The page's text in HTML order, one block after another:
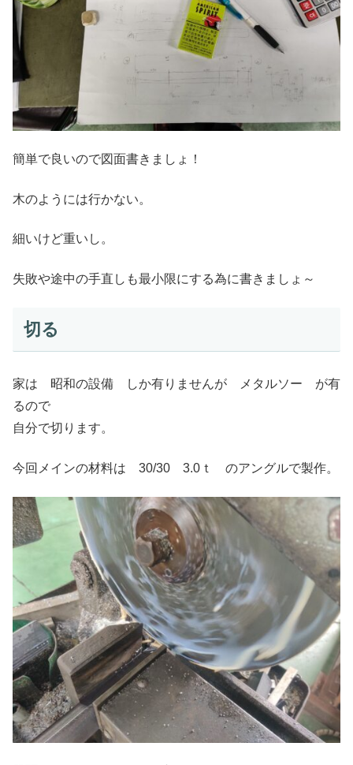
簡単で良いので図面書きましょ！
木のようには行かない。
細いけど重いし。
失敗や途中の手直しも最小限にする為に書きましょ～
切る
家は 昭和の設備 しか有りませんが メタルソー が有
るので
自分で切ります。
今回メインの材料は 30/30 3.0ｔ のアングルで製作。